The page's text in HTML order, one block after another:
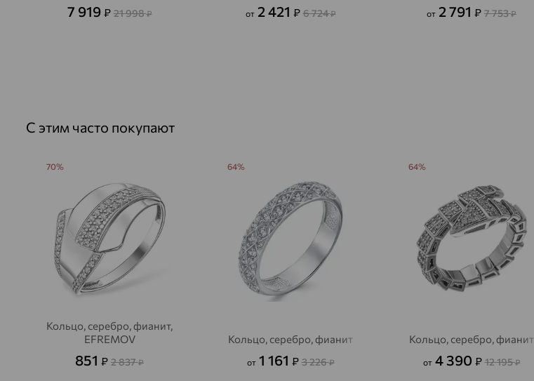
7 919 ₽ 21 998₽ от 2 421 ₽ 6 724₽ от 2 791 ₽ 7 753₽
С этим часто покупают
Кольцо, серебро, фианит,
EFREMOV
851 ₽ 2 837₽
70%
Кольцо, серебро, фианит
от 1 161 ₽ 3 226₽
64%
Кольцо, серебро, фианит
от 4 390 ₽ 12 195₽
64%
Актюбинский, Азнакаевский район
Алапаевск